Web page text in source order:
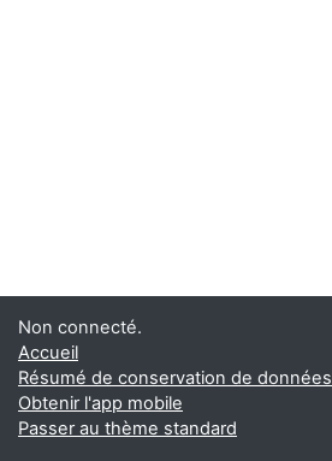
Non connecté.
Accueil
Résumé de conservation de données
Obtenir l'app mobile
Passer au thème standard